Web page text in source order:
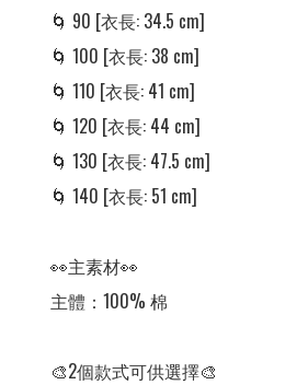
🌀 90 [衣長: 34.5 cm]
🌀 100 [衣長: 38 cm]
🌀 110 [衣長: 41 cm]
🌀 120 [衣長: 44 cm]
🌀 130 [衣長: 47.5 cm]
🌀 140 [衣長: 51 cm]
👀主素材👀
主體：100% 棉
🎨2個款式可供選擇🎨